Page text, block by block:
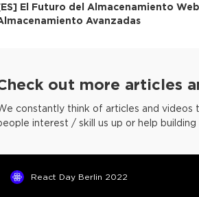
ES] El Futuro del Almacenamiento
Avanzadas
out more articles
constantly think of articles and videos
interest / skill us up or help building
React Day Berlin 2022